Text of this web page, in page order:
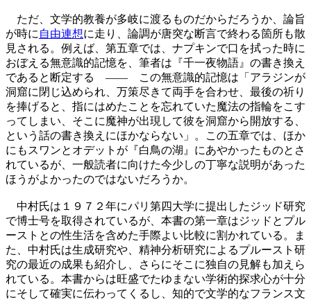
ただ、文学的教養が多岐に渡るものだからだろうか、論旨
が時に 自由連想に走り、論調が唐突な断言で終わる箇所も散
見される。例えば、第五章では、ナプキンで口を拭った時に
おぼえる無意識的記憶を、筆者は『千一夜物語』の書き換え
であると断定する ―― この無意識的記憶は「アラジンが
洞窟に閉じ込められ、万策尽きて両手を合わせ、最後の祈り
を捧げると、指にはめたことを忘れていた魔法の指輪をこす
ってしまい、そこに魔神が出現して彼を洞窟から開放する、
という話の書き換えにほかならない」。この五章では、ほか
にもスワンとオデットが『白鳥の湖』にあやかったものとさ
れているが、一般読者に向けた今少しの丁寧な説明があった
ほうがよかったのではないだろうか。
中村氏は１９７２年にパリ第四大学に提出したジッド研究
で博士号を取得されているが、本書の第一章はジッドとプル
ーストとの性生活を含めた手際よい比較に割かれている。ま
た、中村氏は生成研究や、精神分析研究によるプルースト研
究の最近の成果も紹介し、さらにそこに独自の見解も加えら
れている。本書からは旺盛でたゆまない学術的探求心が十分
にそして確実に伝わってくるし、知的で文学的なフランス文